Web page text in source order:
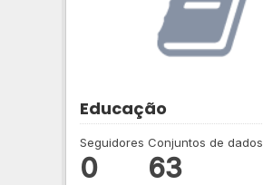
Educação
Seguidores
0
Conjuntos de dados
63